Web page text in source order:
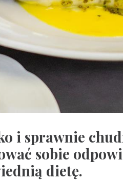
i sprawnie
sobie
dietę.